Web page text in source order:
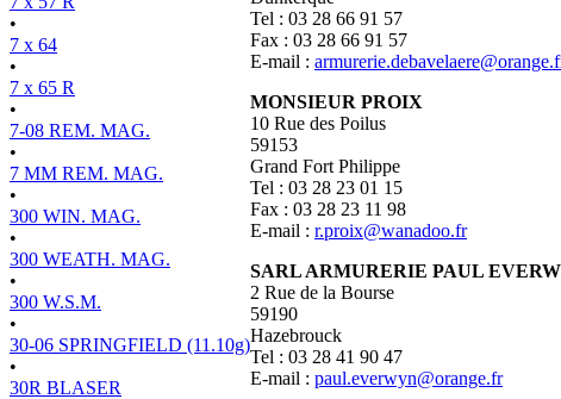
•
7 x 64
•
7 x 65 R
•
7-08 REM. MAG.
•
7 MM REM. MAG.
•
300 WIN. MAG.
•
300 WEATH. MAG.
•
300 W.S.M.
•
30-06 SPRINGFIELD (11.10g)
•
30R BLASER
Tel : 03 28 66 91 57
Fax : 03 28 66 91 57
E-mail :
MONSIEUR PROIX
10 Rue des Poilus
59153
Grand Fort Philippe
Tel : 03 28 23 01 15
Fax : 03 28 23 11 98
E-mail : r.proix@wanadoo.fr
SARL ARMURERIE PAUL
2 Rue de la Bourse
59190
Hazebrouck
Tel : 03 28 41 90 47
E-mail : paul.everwyn@orange.fr